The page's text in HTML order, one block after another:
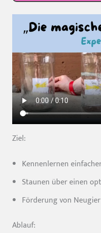
Ziel:
Kennenlernen
Staunen über einen
Förderung von
Ablauf: